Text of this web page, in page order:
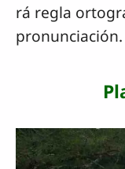
rá regla
pronunciación.